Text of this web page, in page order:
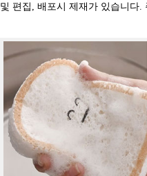
및 편집, 배포시 제재가 있습니다.